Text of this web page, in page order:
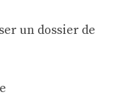
un dossier de